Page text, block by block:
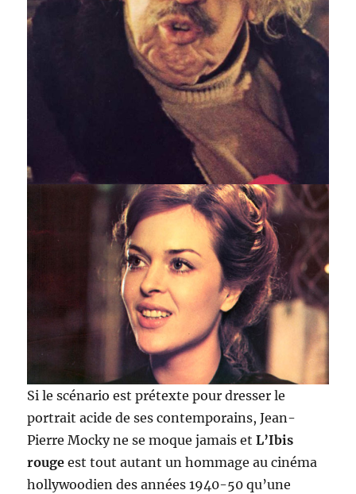
Si le scénario est prétexte pour dresser le
portrait acide de ses contemporains, Jean-
Pierre Mocky ne se moque jamais etL’Ibis
rouge est tout autant un hommage au cinéma
hollywoodien des années 1940-50 qu’une